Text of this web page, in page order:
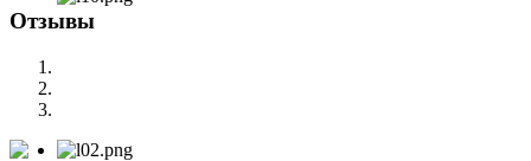
Отзывы